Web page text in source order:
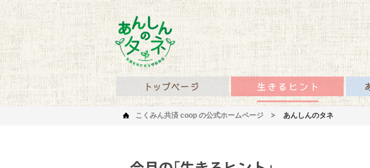
あんしんのタネ 笑顔を咲かせるみんなの情報
あんしんのタネTOP 生き
こくみん共済 coop の公式ホームページ あんしんのタネ